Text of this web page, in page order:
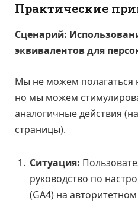
Практические
Сценарий:
эквивалентов для
Мы не можем полагаться
но мы можем
аналогичные действия
страницы).
Ситуация:
руководство по
(GA4) на авторитетном